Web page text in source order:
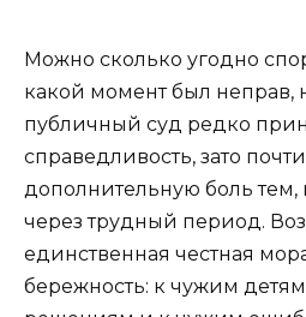
Можно сколько угодно
какой момент был неправ,
публичный суд редко
справедливость, зато
дополнительную боль тем,
через трудный период.
единственная честная
бережность: к чужим